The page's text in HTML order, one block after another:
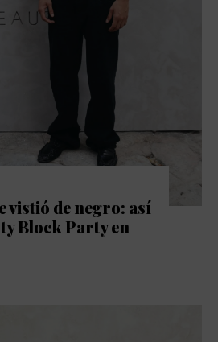
vistió de negro: así
Block Party en